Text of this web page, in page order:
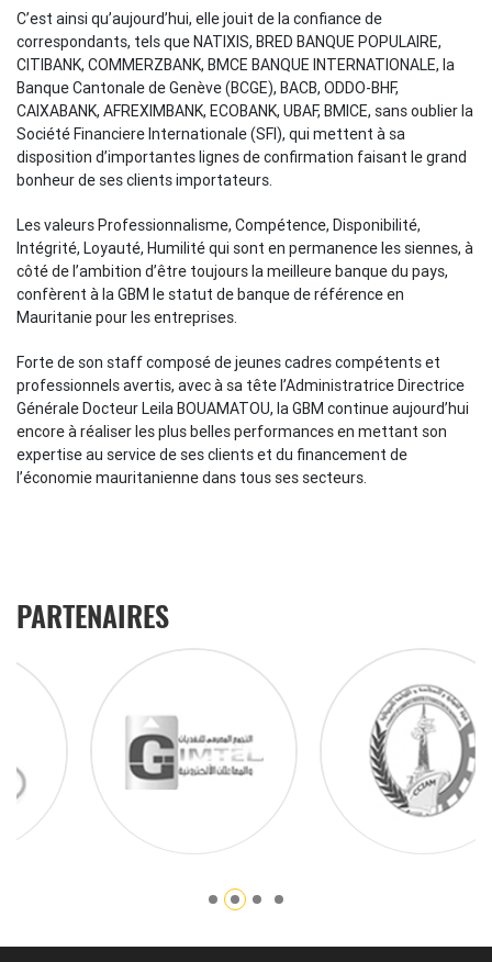
C’est ainsi qu’aujourd’hui, elle jouit de la confiance de
correspondants, tels que NATIXIS, BRED BANQUE POPULAIRE,
CITIBANK, COMMERZBANK, BMCE BANQUE INTERNATIONALE, la
Banque Cantonale de Genève (BCGE), BACB, ODDO-BHF,
CAIXABANK, AFREXIMBANK, ECOBANK, UBAF, BMICE, sans oublier la
Société Financiere Internationale (SFI), qui mettent à sa
disposition d’importantes lignes de confirmation faisant le grand
bonheur de ses clients importateurs.
Les valeurs Professionnalisme, Compétence, Disponibilité,
Intégrité, Loyauté, Humilité qui sont en permanence les siennes, à
côté de l’ambition d’être toujours la meilleure banque du pays,
confèrent à la GBM le statut de banque de référence en
Mauritanie pour les entreprises.
Forte de son staff composé de jeunes cadres compétents et
professionnels avertis, avec à sa tête l’Administratrice Directrice
Générale Docteur Leila BOUAMATOU, la GBM continue aujourd’hui
encore à réaliser les plus belles performances en mettant son
expertise au service de ses clients et du financement de
l’économie mauritanienne dans tous ses secteurs.
PARTENAIRES